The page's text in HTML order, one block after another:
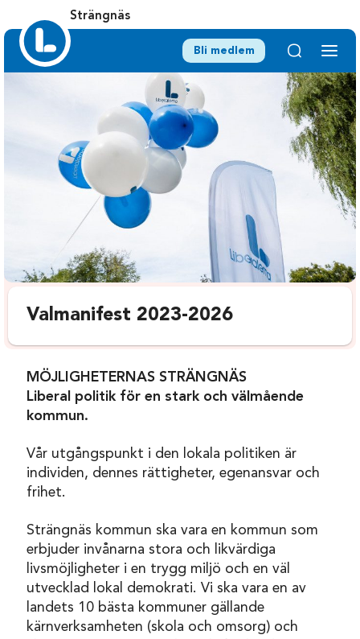
Strängnäs
Bli medlem
Valmanifest 2023-2026
MÖJLIGHETERNAS STRÄNGNÄS
Liberal politik för en stark och välmående
kommun.
Vår utgångspunkt i den lokala politiken är
individen, dennes rättigheter, egenansvar och
frihet.
Strängnäs kommun ska vara en kommun som
erbjuder invånarna stora och likvärdiga
livsmöjligheter i en trygg miljö och en väl
utvecklad lokal demokrati. Vi ska vara en av
landets 10 bästa kommuner gällande
kärnverksamheten (skola och omsorg) och